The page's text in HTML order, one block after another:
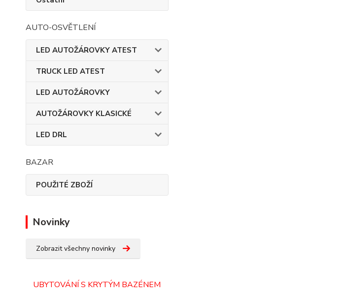
AUTO-OSVĚTLENÍ
LED AUTOŽÁROVKY ATEST
TRUCK LED ATEST
LED AUTOŽÁROVKY
AUTOŽÁROVKY KLASICKÉ
LED DRL
BAZAR
POUŽITÉ ZBOŽÍ
Novinky
Zobrazit všechny novinky
UBYTOVÁNÍ S KRYTÝM BAZÉNEM